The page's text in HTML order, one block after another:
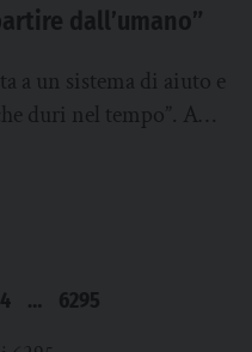
dall’umano”
a un sistema di aiuto e
duri nel tempo”. A
4 … 6295